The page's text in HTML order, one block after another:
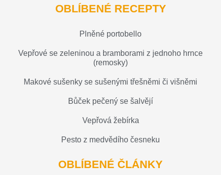
OBLÍBENÉ RECEPTY
Plněné portobello
Vepřové se zeleninou a bramborami z jednoho hrnce
(remosky)
Makové sušenky se sušenými třešněmi či višněmi
Bůček pečený se šalvějí
Vepřová žebírka
Pesto z medvědího česneku
OBLÍBENÉ ČLÁNKY